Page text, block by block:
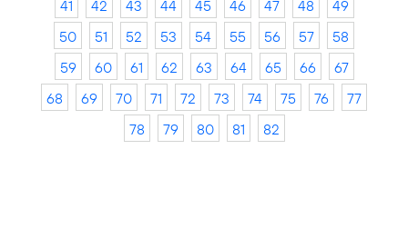
41
42 43 44 45 46 47 48
49
50
51 52 53 54 55 56 57
58
59
60 61 62 63 64 65 66
67
68
69 70 71 72 73 74 75 76
77
78
79 80 81 82